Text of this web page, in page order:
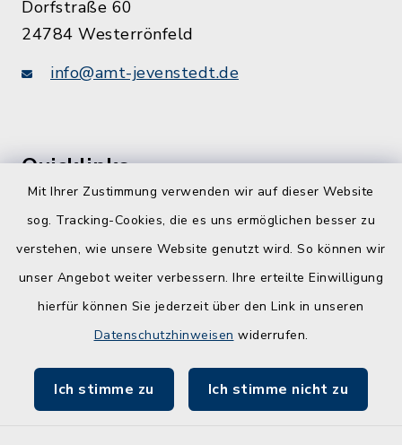
Mit Ihrer Zustimmung verwenden wir auf dieser Website
sog. Tracking-Cookies, die es uns ermöglichen besser zu
verstehen, wie unsere Website genutzt wird. So können wir
unser Angebot weiter verbessern. Ihre erteilte Einwilligung
hierfür können Sie jederzeit über den Link in unseren
Datenschutzhinweisen widerrufen.
Ich stimme zu Ich stimme nicht zu
Dorfstraße 60
24784 Westerrönfeld
info@amt-jevenstedt.de
Quicklinks
Schule am Ochsenweg
ZBmSH
Entwicklungsagentur für den Lebens- und